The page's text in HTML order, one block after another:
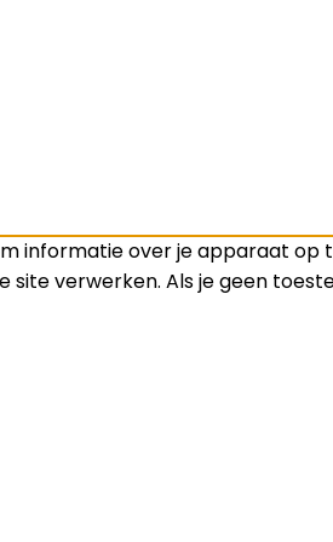
informatie over je apparaat
site verwerken. Als je geen